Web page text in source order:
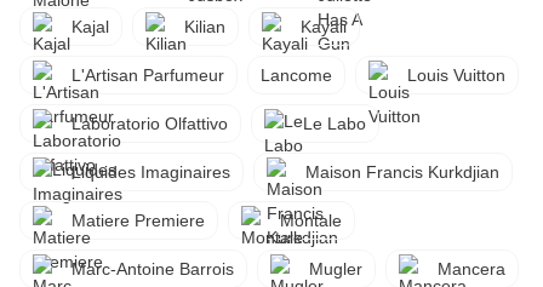
Kajal Kilian Kayali
L'Artisan Parfumeur Lancome Louis Vuitton
Laboratorio Olfattivo Le Labo
Liquides Imaginaires Maison Francis Kurkdjian
Matiere Premiere Montale
Marc-Antoine Barrois Mugler Mancera